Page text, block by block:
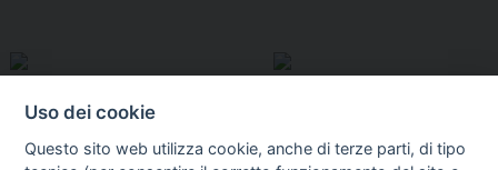
Uso dei cookie
Questo sito web utilizza cookie, anche di terze parti, di tipo